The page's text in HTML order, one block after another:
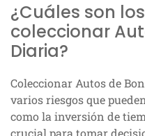
¿Cuáles son
coleccionar
Diaria?
Coleccionar Autos de
varios riesgos que
como la inversión de
crucial para tomar